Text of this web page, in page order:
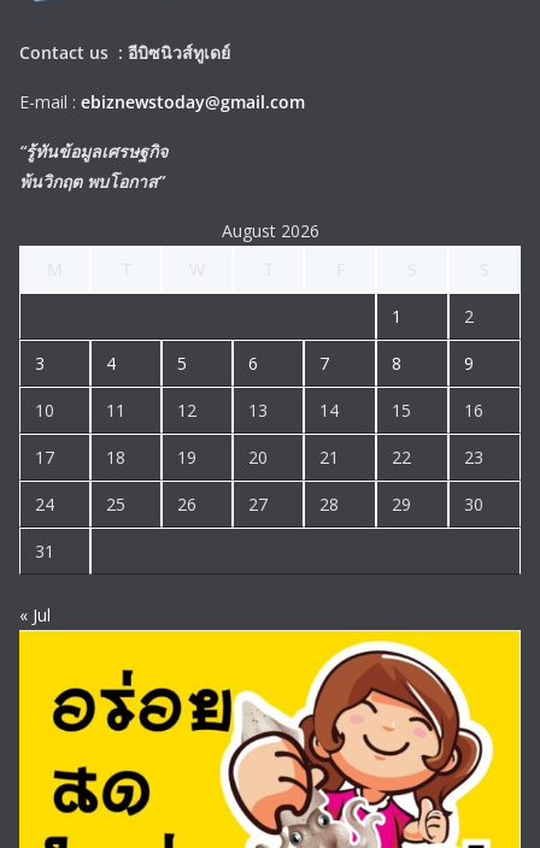
Contact us : อีบิซนิวส์ทูเดย์
E-mail : ebiznewstoday@gmail.com
“รู้ทันข้อมูลเศรษฐกิจ
พ้นวิกฤต พบโอกาส”
August 2026
1 2
3 4 5 6 7 8 9
10 11 12 13 14 15 16
17 18 19 20 21 22 23
24 25 26 27 28 29 30
31
« Jul